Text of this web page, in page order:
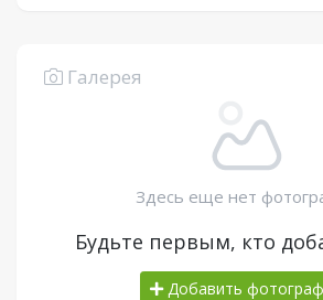
Галерея
Здесь еще нет
Будьте первым, кто
Добавить